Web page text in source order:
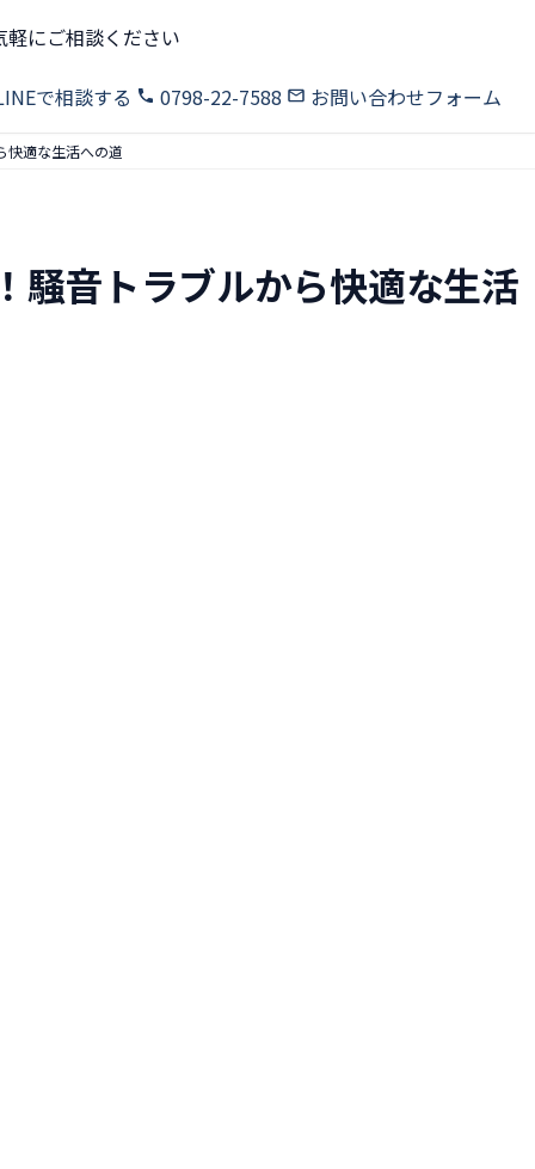
軽にご相談ください
で相談する 0798-22-7588 お問い合わせフォーム
快適な生活への道
騒音トラブルから快適な生活